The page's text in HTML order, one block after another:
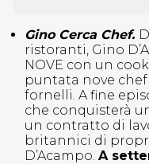
Gino Cerca Chef.
ristoranti, Gino
NOVE con un
puntata nove
fornelli. A fine
che conquisterà
un contratto di
britannici di
D’Acampo. A